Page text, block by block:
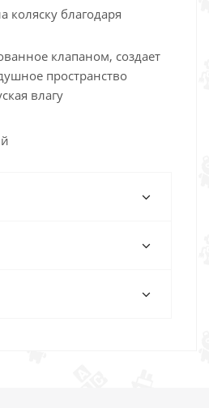
коляску благодаря
клапаном, создает
пространство
влагу